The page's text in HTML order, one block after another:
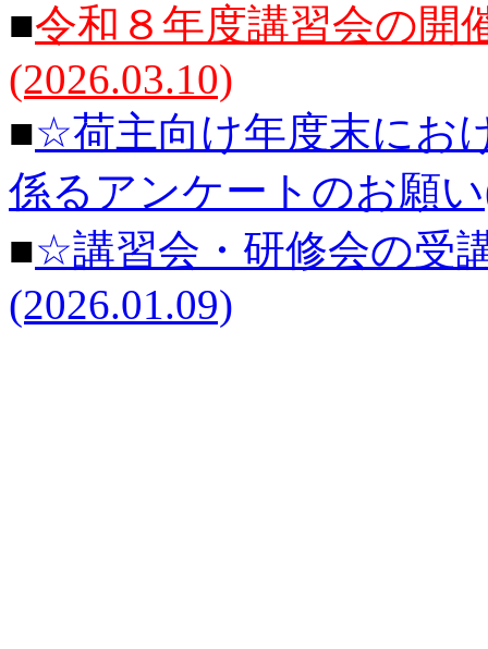
■令和８年度講習会の開
(2026.03.10)
■☆荷主向け年度末にお
係るアンケートのお願い
■☆講習会・研修会の受
(2026.01.09)